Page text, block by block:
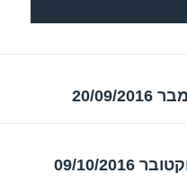
2016
10/2016